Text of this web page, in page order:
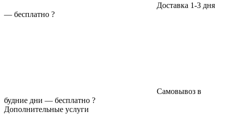
Доставка 1-3 дня
— бесплатно ?
Самовывоз в
будние дни — бесплатно ?
Дополнительные услуги